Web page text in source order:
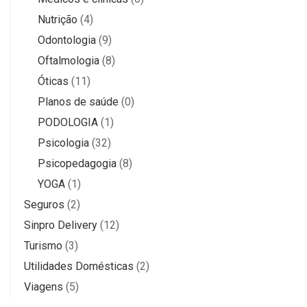
Nutrição (4)
Odontologia (9)
Oftalmologia (8)
Óticas (11)
Planos de saúde (0)
PODOLOGIA (1)
Psicologia (32)
Psicopedagogia (8)
YOGA (1)
Seguros (2)
Sinpro Delivery (12)
Turismo (3)
Utilidades Domésticas (2)
Viagens (5)